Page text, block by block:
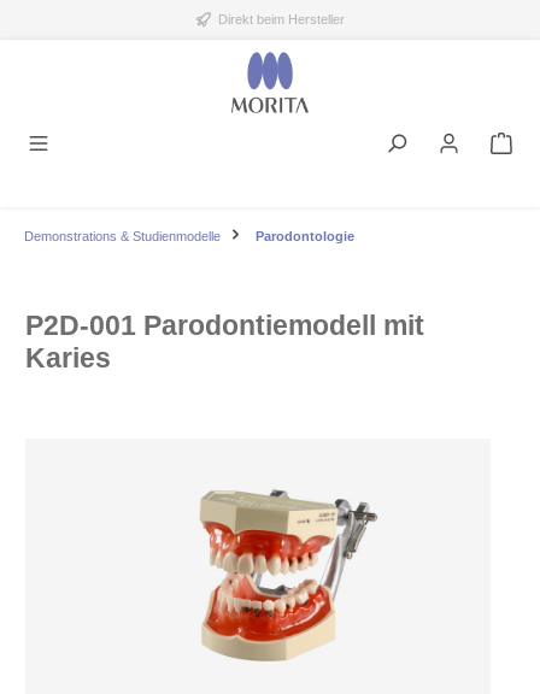
Direkt beim Hersteller
Demonstrations & Studienmodelle Parodontologie
P2D-001 Parodontiemodell mit
Karies